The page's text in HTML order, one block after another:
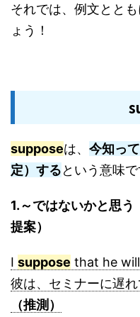
それでは、例文とと
ょう！
supposeは、 今知っ
定）するという意味で
1.～ではないかと思
提案）
I suppose that he
彼は、セミナーに遅
（推測）